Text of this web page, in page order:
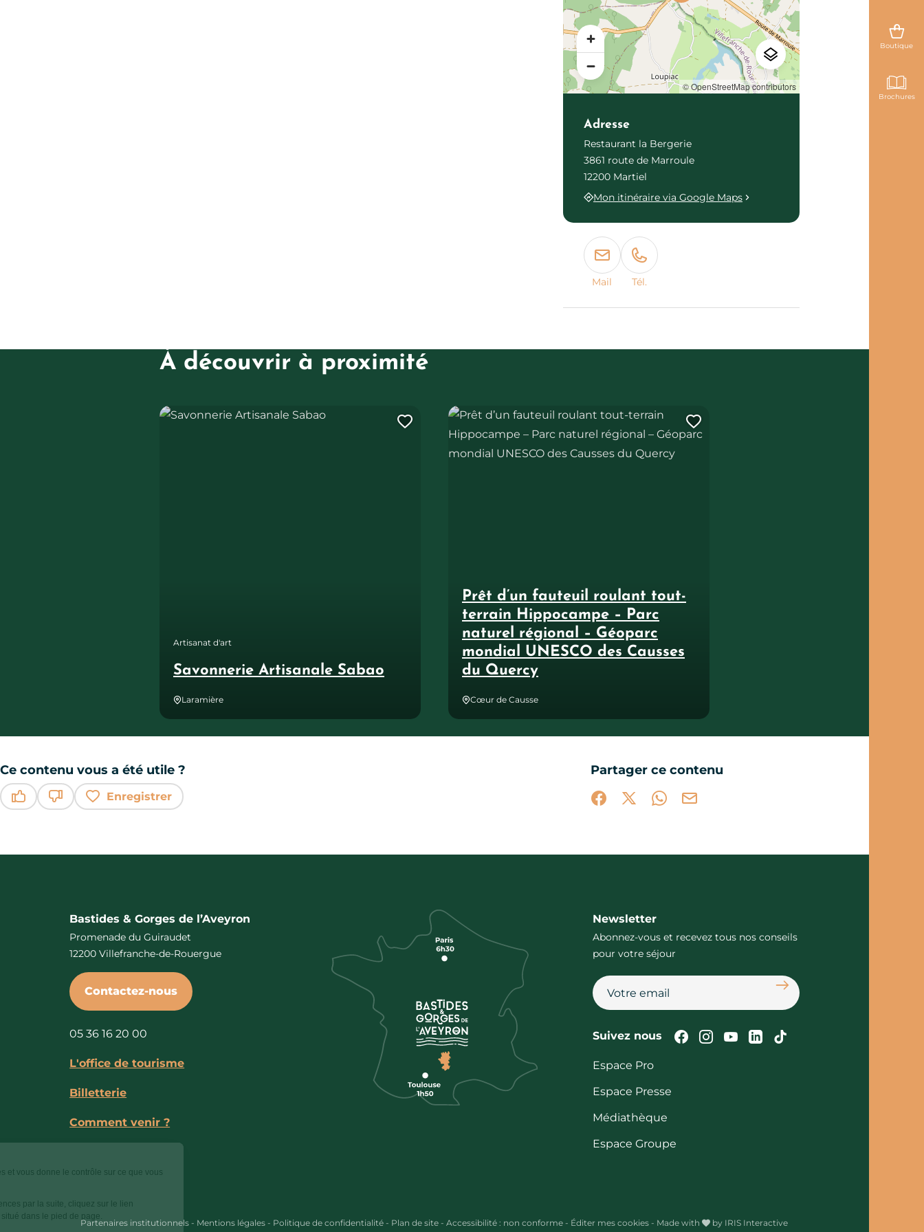
Boutique
Brochures
© OpenStreetMap contributors
Adresse
Restaurant la Bergerie
3861 route de Marroule
12200 Martiel
Mon itinéraire via Google Maps
Mail Tél.
À découvrir à proximité
Savonnerie Artisanale Sabao
Artisanat d'art
Laramière
Savonnerie Artisanale Sabao
Ajouter cette page au carnet de voyage ?
Prêt d’un fauteuil roulant tout-
terrain Hippocampe – Parc
naturel régional – Géoparc
mondial UNESCO des Causses
du Quercy
Cœur de Causse
Prêt d’un fauteuil roulant tout-terrain Hippocampe – Parc naturel régional – Géoparc mondial
Ajouter cette page au carnet
Ce contenu vous a été utile ?
Enregistrer
Partager ce contenu
Partager sur Facebook (nouvelle fenêtre)
Partager sur X / Twitter (nouvelle fenêtre)
Partager sur WhatsApp
Partager par mail
Bastides & Gorges de l’Aveyron
Promenade du Guiraudet
12200 Villefranche-de-Rouergue
Contactez-nous
05 36 16 20 00
L'office de tourisme
Billetterie
Comment venir ?
Newsletter
Abonnez-vous et recevez tous nos conseils
pour votre séjour
S'abonner
Suivez nous Suivez-nous sur Facebook
Suivez-nous sur Instagram
Suivez-nous sur Youtube
Suivez-nous sur
Espace Pro
Espace Presse
Médiathèque
Espace Groupe
Partenaires institutionnels - Mentions légales - Politique de confidentialité - Plan de site - Accessibilité : non conforme - Éditer mes cookies - Made with by IRIS Interactive
Ce site utilise des cookies et vous donne le contrôle sur ce que vous
Pour modifier vos préférences par la suite, cliquez sur le lien
'Préférences de cookies' situé dans le pied de page.